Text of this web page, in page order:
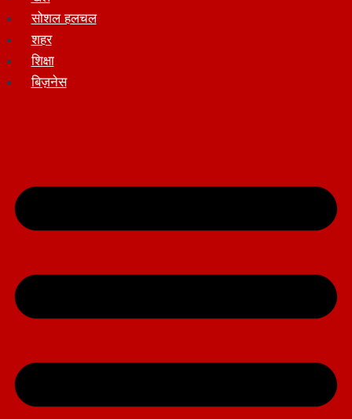
सोशल हलचल
शहर
शिक्षा
बिज़नेस